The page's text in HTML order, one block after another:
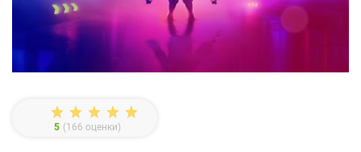
5 (166 оценки)